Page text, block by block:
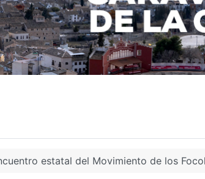
estatal del Movimiento de los